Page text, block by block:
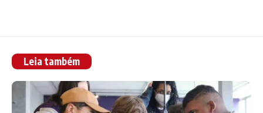
Leia também